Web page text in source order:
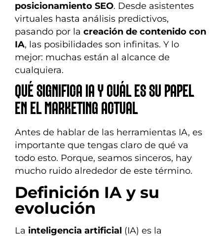
posicionamiento SEO. Desde asistentes
virtuales hasta análisis predictivos,
pasando por la creación de contenido con
IA, las posibilidades son infinitas. Y lo
mejor: muchas están al alcance de
cualquiera.
QUÉ SIGNIFICA IA Y CUÁL ES SU PAPEL
EN EL MARKETING ACTUAL
Antes de hablar de las herramientas IA, es
importante que tengas claro de qué va
todo esto. Porque, seamos sinceros, hay
mucho ruido alrededor de este término.
Definición IA y su
evolución
La inteligencia artificial (IA) es la